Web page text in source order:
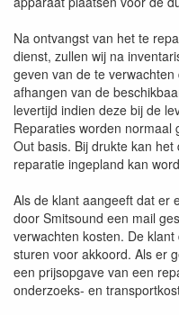
Na ontvangst van het te
dienst, zullen wij na
geven van de te
afhangen van de
levertijd indien deze bij de
Reparaties worden
Out basis. Bij drukte kan
reparatie ingepland kan
Als de klant aangeeft dat er
door Smitsound een mail
verwachten kosten. De
sturen voor akkoord. Als er
een prijsopgave van een
onderzoeks- en